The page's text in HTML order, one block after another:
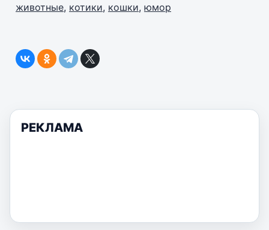
животные, котики, кошки, юмор
РЕКЛАМА